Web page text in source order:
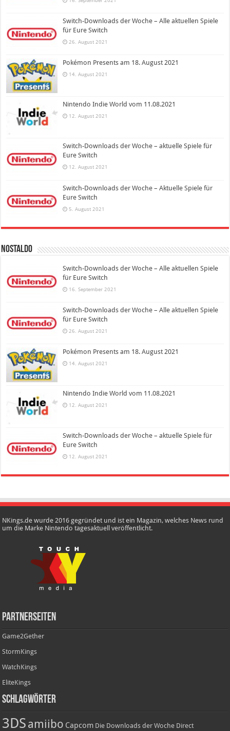
Switch-Downloads der Woche – Alle aktuellen Spiele
für Eure Switch
26. August 2021
Pokémon Presents am 18. August 2021
14. August 2021
Nintendo Indie World vom 11.08.2021
12. August 2021
Switch-Downloads der Woche – aktuelle Spiele für
Eure Switch
12. August 2021
Switch-Downloads der Woche – Aktuelle Spiele für
Eure Switch
5. August 2021
Nostaldo
Switch-Downloads der Woche – Alle aktuellen Spiele
für Eure Switch
16. September 2021
Switch-Downloads der Woche – Alle aktuellen Spiele
für Eure Switch
26. August 2021
Pokémon Presents am 18. August 2021
14. August 2021
Nintendo Indie World vom 11.08.2021
12. August 2021
Switch-Downloads der Woche – aktuelle Spiele für
Eure Switch
12. August 2021
NKings.de wurde 2016 gegründet und ist ein Magazin, welches News rund
um die Marke Nintendo tagesaktuell veröffentlicht.
Partnerseiten
Game2Gether
StormKings
WatchKings
EliteKings
Schlagwörter
3DS amiibo Capcom Die Downloads der Woche Direct